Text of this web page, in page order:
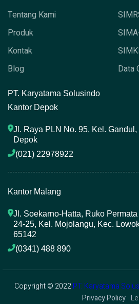
Tentang Kami
Produk
Kontak
Blog
Data
PT. Karyatama Solusindo
Kantor Depok
Jl. Raya PLN No. 95, Kel.
Depok
(021) 22978922
Kantor Malang
Jl. Soekarno-Hatta, Ruko
24-25, Kel. Mojolangu, Kec.
65142
(0341) 488 890
Copyright © 2022PT. Karyatama
Privacy Policy